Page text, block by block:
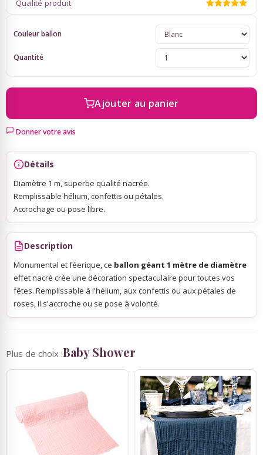
Sky Lanterns
Scrapbooking, Loisirs Créatifs
Qualité produit
Couleur ballon
Quantité
Ajouter au panier
Donner votre avis
Détails
Diamètre 1 m, superbe qualité nacrée.
Remplissable hélium, confettis ou pétales.
Accrochage ou pose libre.
Description
Monumental et féerique, ce ballon géant 1 mètre de diamètre
effet nacré crée une décoration spectaculaire pour toutes vos
fêtes. Remplissable à l'hélium, aux confettis ou aux pétales de
roses, il s'accroche ou se pose à volonté.
Plus de choix :Baby Shower